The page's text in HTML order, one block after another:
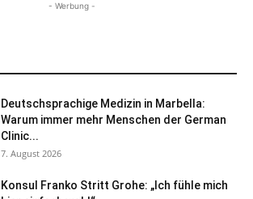
- Werbung -
Deutschsprachige Medizin in Marbella:
Warum immer mehr Menschen der German
Clinic...
7. August 2026
Konsul Franko Stritt Grohe: „Ich fühle mich